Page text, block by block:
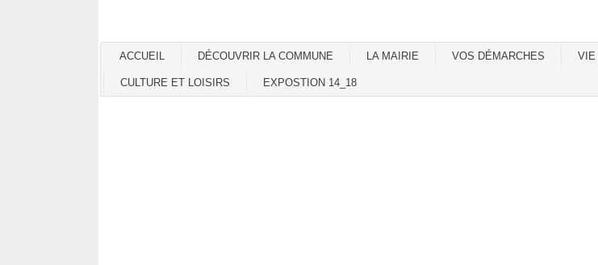
ACCUEIL DÉCOUVRIR LA COMMUNE LA MAIRIE VOS DÉMARCHES VIE
CULTURE ET LOISIRS EXPOSTION 14_18